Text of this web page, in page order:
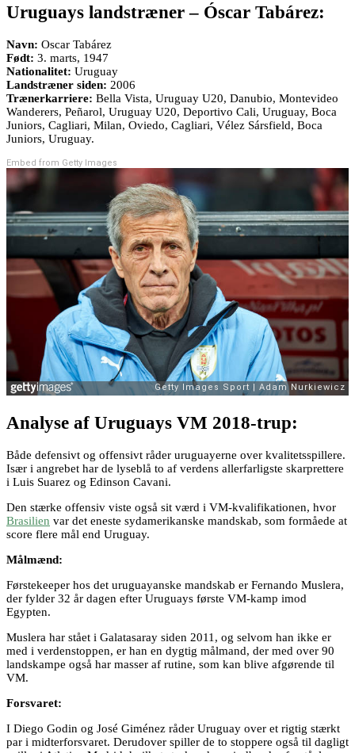
Uruguays landstræner – Óscar Tabárez:
Navn: Oscar Tabárez
Født: 3. marts, 1947
Nationalitet: Uruguay
Landstræner siden: 2006
Trænerkarriere: Bella Vista, Uruguay U20, Danubio, Montevideo
Wanderers, Peñarol, Uruguay U20, Deportivo Cali, Uruguay, Boca
Juniors, Cagliari, Milan, Oviedo, Cagliari, Vélez Sársfield, Boca
Juniors, Uruguay.
Embed from Getty Images
Analyse af Uruguays VM 2018-trup:
Både defensivt og offensivt råder uruguayerne over kvalitetsspillere.
Især i angrebet har de lyseblå to af verdens allerfarligste skarprettere
i Luis Suarez og Edinson Cavani.
Den stærke offensiv viste også sit værd i VM-kvalifikationen, hvor
Brasilien var det eneste sydamerikanske mandskab, som formåede at
score flere mål end Uruguay.
Målmænd:
Førstekeeper hos det uruguayanske mandskab er Fernando Muslera,
der fylder 32 år dagen efter Uruguays første VM-kamp imod
Egypten.
Muslera har stået i Galatasaray siden 2011, og selvom han ikke er
med i verdenstoppen, er han en dygtig målmand, der med over 90
landskampe også har masser af rutine, som kan blive afgørende til
VM.
Forsvaret:
I Diego Godin og José Giménez råder Uruguay over et rigtig stærkt
par i midterforsvaret. Derudover spiller de to stoppere også til dagligt